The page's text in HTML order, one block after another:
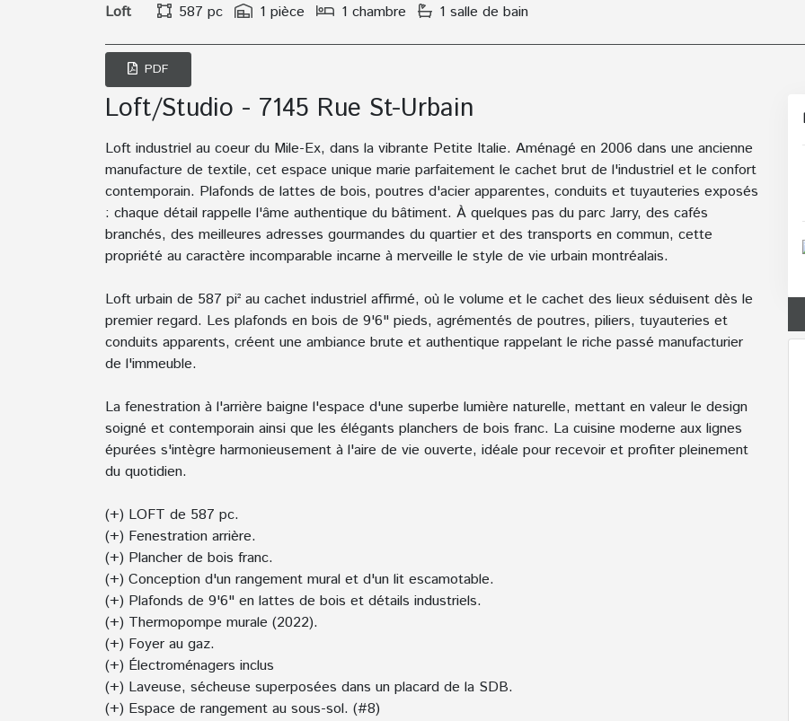
Loft 587 pc 1 pièce 1 chambre 1 salle de bain
PDF
Loft/Studio - 7145 Rue St-Urbain
Loft industriel au coeur du Mile-Ex, dans la vibrante Petite Italie. Aménagé en 2006 dans une ancienne
manufacture de textile, cet espace unique marie parfaitement le cachet brut de l'industriel et le confort
contemporain. Plafonds de lattes de bois, poutres d'acier apparentes, conduits et tuyauteries exposés
: chaque détail rappelle l'âme authentique du bâtiment. À quelques pas du parc Jarry, des cafés
branchés, des meilleures adresses gourmandes du quartier et des transports en commun, cette
propriété au caractère incomparable incarne à merveille le style de vie urbain montréalais.
Loft urbain de 587 pi² au cachet industriel affirmé, où le volume et le cachet des lieux séduisent dès le
premier regard. Les plafonds en bois de 9'6" pieds, agrémentés de poutres, piliers, tuyauteries et
conduits apparents, créent une ambiance brute et authentique rappelant le riche passé manufacturier
de l'immeuble.
La fenestration à l'arrière baigne l'espace d'une superbe lumière naturelle, mettant en valeur le design
soigné et contemporain ainsi que les élégants planchers de bois franc. La cuisine moderne aux lignes
épurées s'intègre harmonieusement à l'aire de vie ouverte, idéale pour recevoir et profiter pleinement
du quotidien.
(+) LOFT de 587 pc.
(+) Fenestration arrière.
(+) Plancher de bois franc.
(+) Conception d'un rangement mural et d'un lit escamotable.
(+) Plafonds de 9'6" en lattes de bois et détails industriels.
(+) Thermopompe murale (2022).
(+) Foyer au gaz.
(+) Électroménagers inclus
(+) Laveuse, sécheuse superposées dans un placard de la SDB.
(+) Espace de rangement au sous-sol. (#8)